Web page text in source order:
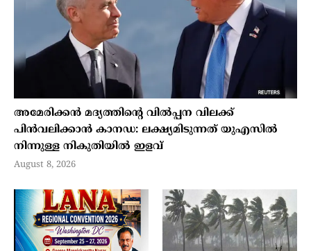
അമേരിക്കന്‍ മദ്യത്തിന്റെ വില്‍പ്പന വിലക്ക്
പിന്‍വലിക്കാന്‍ കാനഡ: ലക്ഷ്യമിടുന്നത് യുഎസില്‍
നിന്നുള്ള നികുതിയില്‍ ഇളവ്
August 8, 2026